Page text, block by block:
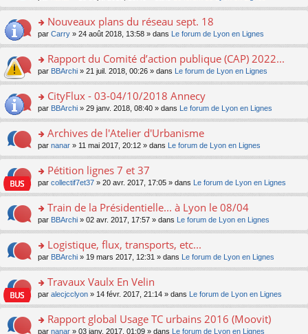
nt
s
c
e
nt
lu
pl
u
s
c
e
nt
n
o
lu
pl
u
s
c
e
nt
g
e
n
o
lu
pl
u
s
c
e
nt
m
e
s
a
g
e
n
n
lu
le
pl
u
c
e
nt
n
ult
er
le
m
e
a
g
e
n
n
le
pl
u
ré
c
e
nt
o
n
ult
er
le
m
e
a
g
e
n
n
le
pl
u
ré
c
e
nt
Nouveaux plans du réseau sept. 18
par Carry » 24 août 2018, 13:58 » dans Le forum de Lyon en Lignes
o
n
ult
er
le
m
e
a
g
e
n
n
le
pl
u
ré
c
e
nt
Rapport du Comité d’action publique (CAP) 2022...
par BBArchi » 21 juil. 2018, 00:26 » dans Le forum de Lyon en Lignes
o
n
ult
er
le
m
e
a
g
e
n
n
le
pl
u
ré
CityFlux - 03-04/10/2018 Annecy
par BBArchi » 29 janv. 2018, 08:40 » dans Le forum de Lyon en Lignes
o
n
ult
er
le
m
e
a
g
e
n
n
le
pl
Archives de l'Atelier d'Urbanisme
par nanar » 11 mai 2017, 20:12 » dans Le forum de Lyon en Lignes
o
n
ult
er
le
m
e
a
g
e
n
Pétition lignes 7 et 37
par collectif7et37 » 20 avr. 2017, 17:05 » dans Le forum de Lyon en Lignes
o
n
ult
er
le
m
e
a
Train de la Présidentielle... à Lyon le 08/04
par BBArchi » 02 avr. 2017, 17:57 » dans Le forum de Lyon en Lignes
o
n
ult
er
le
m
e
Logistique, flux, transports, etc...
par BBArchi » 19 mars 2017, 12:31 » dans Le forum de Lyon en Lignes
o
n
ult
Travaux Vaulx En Velin
par alecjcclyon » 14 févr. 2017, 21:14 » dans Le forum de Lyon en Lignes
o
Rapport global Usage TC urbains 2016 (Moovit)
par nanar » 03 janv. 2017, 01:09 » dans Le forum de Lyon en Lignes